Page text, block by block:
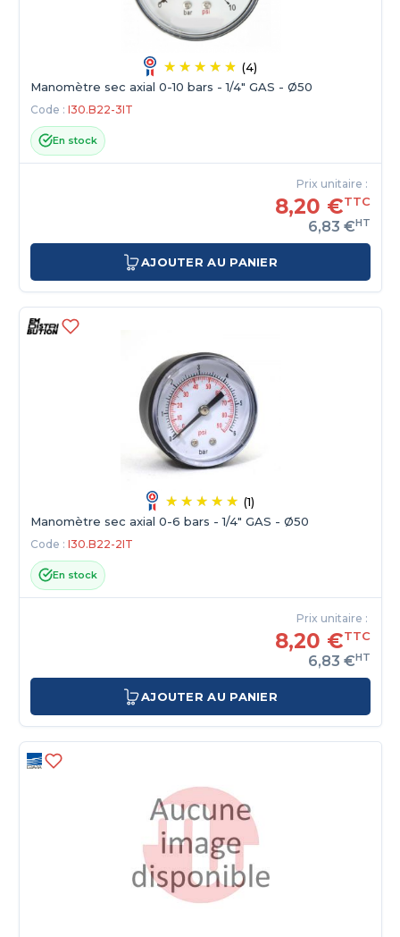
(4)
Manomètre sec axial 0-10 bars - 1/4" GAS - Ø50
Code : I30.B22-3IT
En stock
Prix unitaire :
8,20 €TTC
6,83 €HT
AJOUTER AU PANIER
(1)
Manomètre sec axial 0-6 bars - 1/4" GAS - Ø50
Code : I30.B22-2IT
En stock
Prix unitaire :
8,20 €TTC
6,83 €HT
AJOUTER AU PANIER